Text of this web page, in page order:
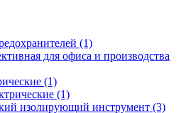
(1)
для офиса и производства
(1)
(1)
изолирующий инструмент (3)